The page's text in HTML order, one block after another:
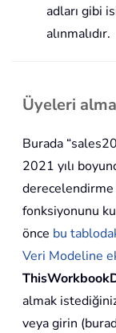
adları gibi
alınmalıdır.
Üyeleri
Burada
2021 yılı
fonksiyonunu
önce bu
Veri Modeline
almak
veya girin